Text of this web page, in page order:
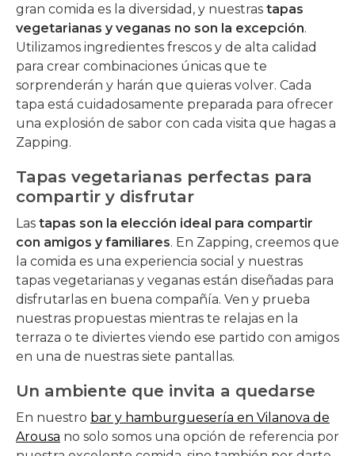
gran comida es la diversidad, y nuestras tapas
vegetarianas y veganas no son la excepción.
Utilizamos ingredientes frescos y de alta calidad
para crear combinaciones únicas que te
sorprenderán y harán que quieras volver. Cada
tapa está cuidadosamente preparada para ofrecer
una explosión de sabor con cada visita que hagas a
Zapping.
Tapas vegetarianas perfectas para
compartir y disfrutar
Las tapas son la elección ideal para compartir
con amigos y familiares. En Zapping, creemos que
la comida es una experiencia social y nuestras
tapas vegetarianas y veganas están diseñadas para
disfrutarlas en buena compañía. Ven y prueba
nuestras propuestas mientras te relajas en la
terraza o te diviertes viendo ese partido con amigos
en una de nuestras siete pantallas.
Un ambiente que invita a quedarse
En nuestro bar y hamburguesería en Vilanova de
Arousa no solo somos una opción de referencia por